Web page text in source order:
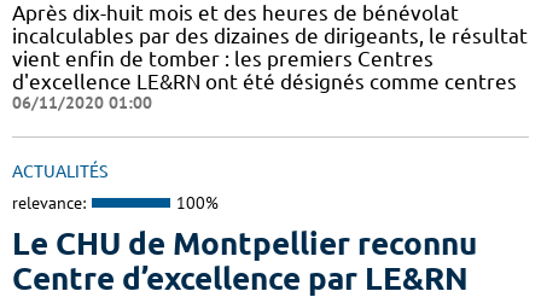
Après dix-huit mois et des heures de bénévolat
incalculables par des dizaines de dirigeants, le résultat
vient enfin de tomber : les premiers Centres
d'excellence LE&RN ont été désignés comme centres
06/11/2020 01:00
ACTUALITÉS
relevance: 100%
Le CHU de Montpellier reconnu
Centre d’excellence par LE&RN